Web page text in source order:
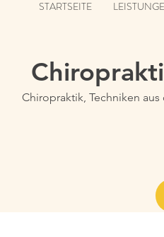
STARTSEITE
Chiropraktik, Techniken